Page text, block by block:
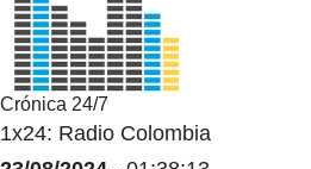
Crónica 24/7
1x24: Radio Colombia